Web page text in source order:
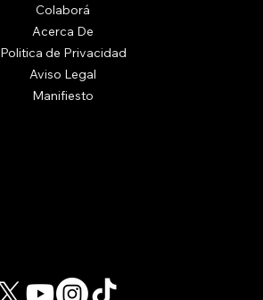
Colaborá
Acerca De
Politica de Privacidad
Aviso Legal
Manifiesto